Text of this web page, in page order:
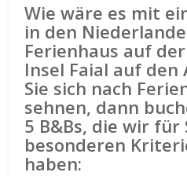
Wie wäre es mit
in den
Ferienhaus auf
Insel Faial auf den
Sie sich nach
sehnen, dann
5 B&Bs, die wir für
besonderen
haben: